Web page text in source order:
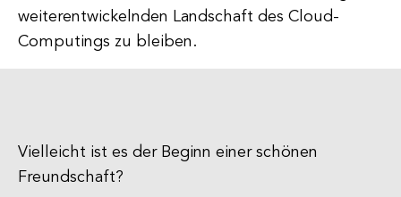
weiterentwickelnden Landschaft des Cloud-
Computings zu bleiben.
Vielleicht ist es der Beginn einer schönen
Freundschaft?